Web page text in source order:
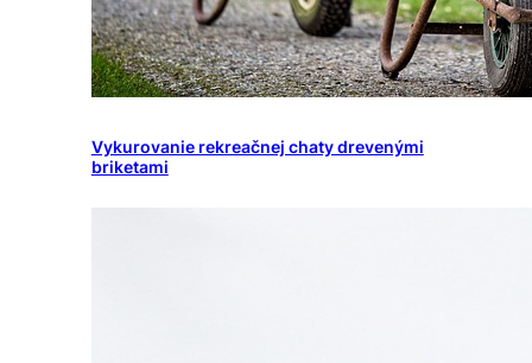
Vykurovanie rekreačnej chaty drevenými
briketami